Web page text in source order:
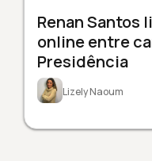
Renan Santos
online entre
Presidência
Lizely Naoum